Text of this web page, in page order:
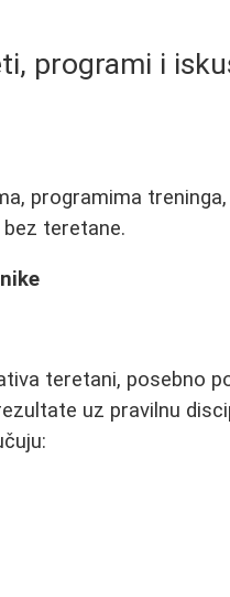
programi i
programima
teretane.
teretani, posebno
uz pravilnu